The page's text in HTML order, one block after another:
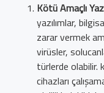
Kötü Amaçlı
yazılımlar,
zarar vermek
virüsler,
türlerde olabilir.
cihazları